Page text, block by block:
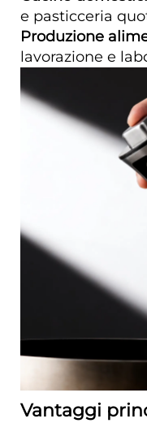
e pasticceria
Produzione
lavorazione e
Vantaggi